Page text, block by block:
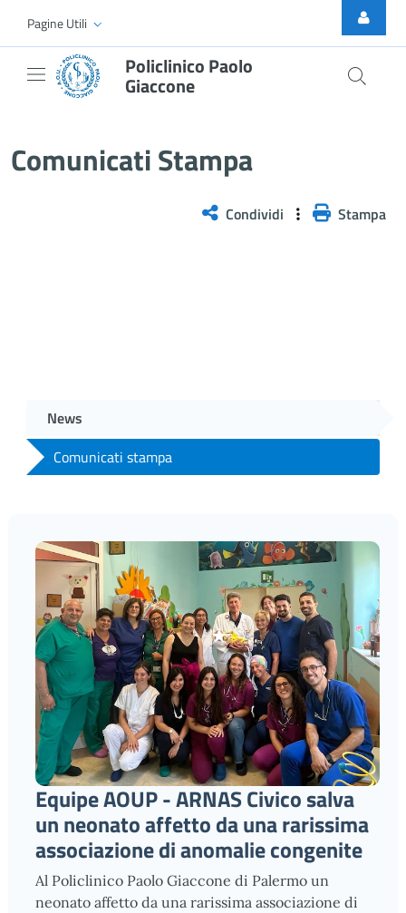
Skip to Main Content
Pagine Utili
Policlinico Paolo
Giaccone
Comunicati Stampa
Condividi Stampa
News
Comunicati stampa
Equipe AOUP - ARNAS Civico salva
un neonato affetto da una rarissima
associazione di anomalie congenite
Al Policlinico Paolo Giaccone di Palermo un
neonato affetto da una rarissima associazione di